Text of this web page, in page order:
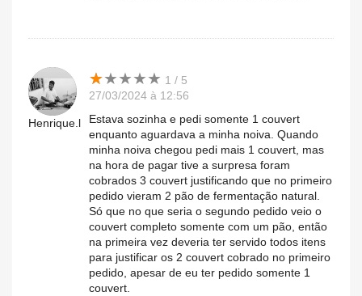
Henrique.l
★★★★★
★★★★★ 1 / 5
27/03/2024 à 12:56
Estava sozinha e pedi somente 1 couvert
enquanto aguardava a minha noiva. Quando
minha noiva chegou pedi mais 1 couvert, mas
na hora de pagar tive a surpresa foram
cobrados 3 couvert justificando que no primeiro
pedido vieram 2 pão de fermentação natural.
Só que no que seria o segundo pedido veio o
couvert completo somente com um pão, então
na primeira vez deveria ter servido todos itens
para justificar os 2 couvert cobrado no primeiro
pedido, apesar de eu ter pedido somente 1
couvert.